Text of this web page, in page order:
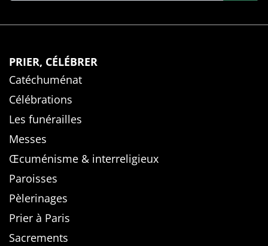
PRIER, CÉLÉBRER
Catéchuménat
Célébrations
Les funérailles
Messes
Œcuménisme & interreligieux
Paroisses
Pèlerinages
Prier à Paris
Sacrements